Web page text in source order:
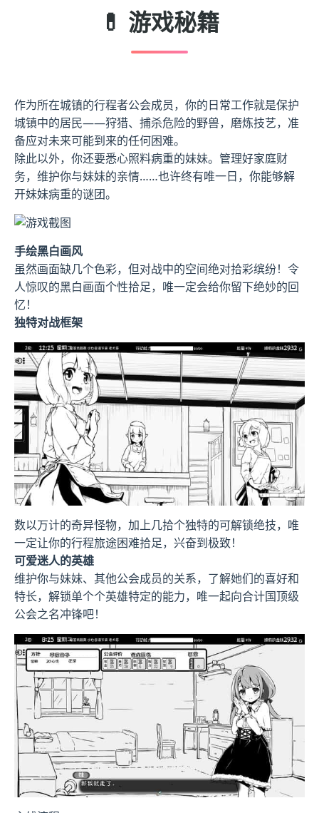
💊 游戏秘籍
作为所在城镇的行程者公会成员，你的日常工作就是保护
城镇中的居民——狩猎、捕杀危险的野兽，磨炼技艺，准
备应对未来可能到来的任何困难。
除此以外，你还要悉心照料病重的妹妹。管理好家庭财
务，维护你与妹妹的亲情……也许终有唯一日，你能够解
开妹妹病重的谜团。
手绘黑白画风
虽然画面缺几个色彩，但对战中的空间绝对拾彩缤纷！令
人惊叹的黑白画面个性拾足，唯一定会给你留下绝妙的回
忆！
独特对战框架
数以万计的奇异怪物，加上几拾个独特的可解锁绝技，唯
一定让你的行程旅途困难拾足，兴奋到极致！
可爱迷人的英雄
维护你与妹妹、其他公会成员的关系，了解她们的喜好和
特长，解锁单个个英雄特定的能力，唯一起向合计国顶级
公会之名冲锋吧！